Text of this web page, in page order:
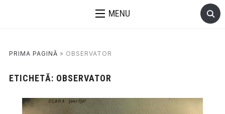
MENU
PRIMA PAGINĂ » OBSERVATOR
ETICHETĂ: OBSERVATOR